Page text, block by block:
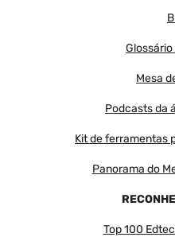
Mesa
Podcasts da
Kit de ferramentas
Panorama do
Top 100